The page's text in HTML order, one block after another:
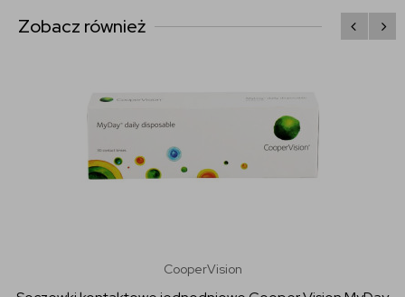
Zobacz również
CooperVision